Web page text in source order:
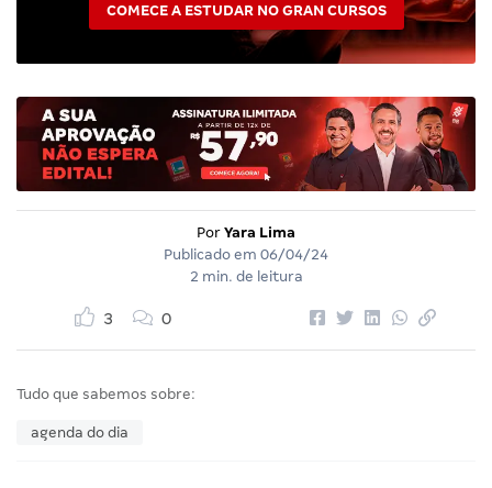
COMECE A ESTUDAR NO GRAN CURSOS
Por Yara Lima
Publicado em 06/04/24
2 min. de leitura
3 0
Tudo que sabemos sobre:
agenda do dia